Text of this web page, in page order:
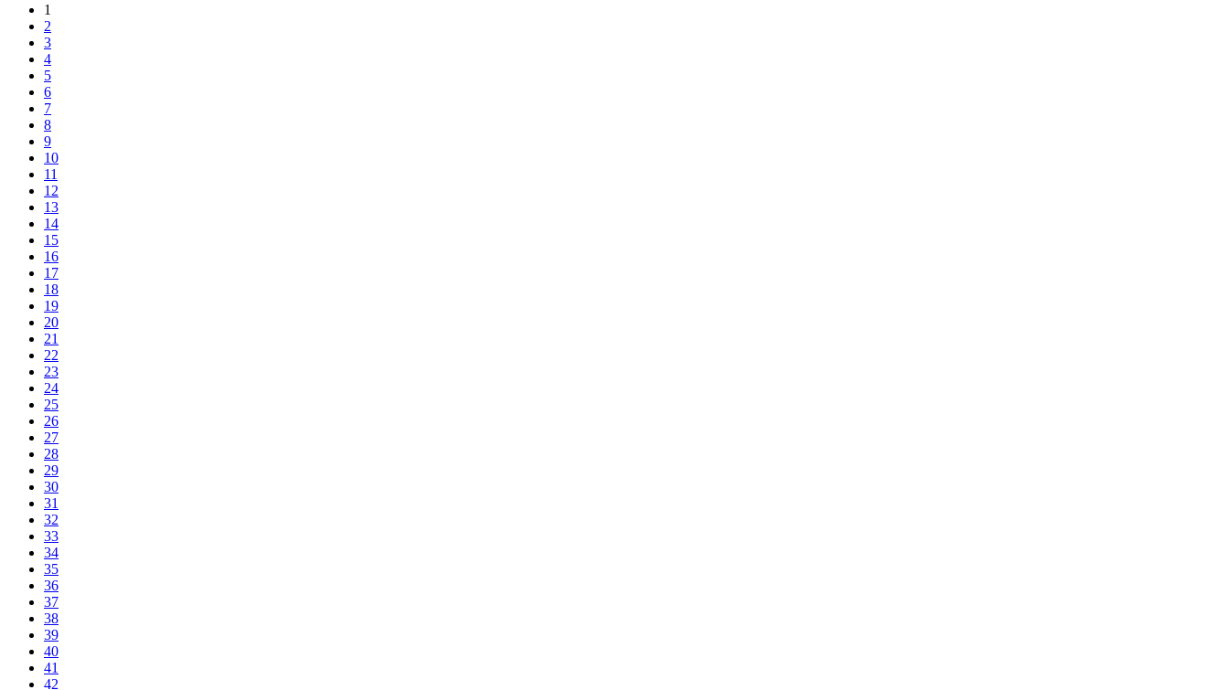
1
2
3
4
5
6
7
8
9
10
11
12
13
14
15
16
17
18
19
20
21
22
23
24
25
26
27
28
29
30
31
32
33
34
35
36
37
38
39
40
41
42